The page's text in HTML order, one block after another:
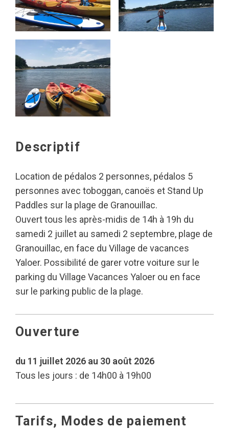
Descriptif
Location de pédalos 2 personnes, pédalos 5
personnes avec toboggan, canoës et Stand Up
Paddles sur la plage de Granouillac.
Ouvert tous les après-midis de 14h à 19h du
samedi 2 juillet au samedi 2 septembre, plage de
Granouillac, en face du Village de vacances
Yaloer. Possibilité de garer votre voiture sur le
parking du Village Vacances Yaloer ou en face
sur le parking public de la plage.
Ouverture
du 11 juillet 2026 au 30 août 2026
Tous les jours : de 14h00 à 19h00
Tarifs, Modes de paiement